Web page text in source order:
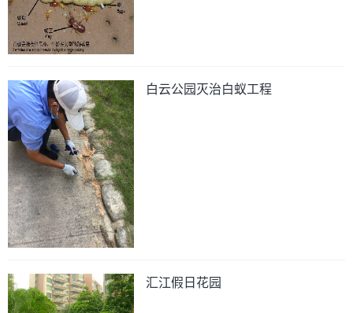
白云公园灭治白蚁工程
汇江假日花园